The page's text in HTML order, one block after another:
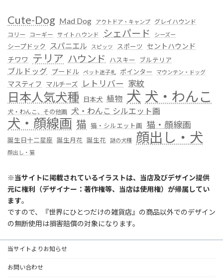
Cute-Dog Mad Dog アウトドア・キャンプ
グレイハウンド
コリー
コーギー サイトハウンド シェパード シーズー
シープドック スパニエル スピッツ スポーツ セントハウンド
チワワ
テリア ハウンド ハスキー ブルテリア
ブルドッグ プードル ペット迷子札 ポインター マウンテン・ドッグ
マスティフ マルチーズ レトリバー 家紋
日本人気犬種 日本犬 植物 犬 犬・わんこ
犬・わんこ、その他画 犬・わんこ シルエット画
犬・顔線画 猫 猫・シルエット画 猫・顔線画
誕生日十二星座 誕生月花 誕生花 謎の犬種 顔出し・犬
顔出し・猫
※当サイトに掲載されているイラストは、当店及びデザイン提供
元に権利（デザイナー：著作権等、当店は使用権）が帰属してい
ます。
ですので、『世界にひとつだけの雑貨店』の商品以外でのデザイン
の無断使用は損害賠償の対象になります。
当サイトよりお知らせ
お問い合わせ